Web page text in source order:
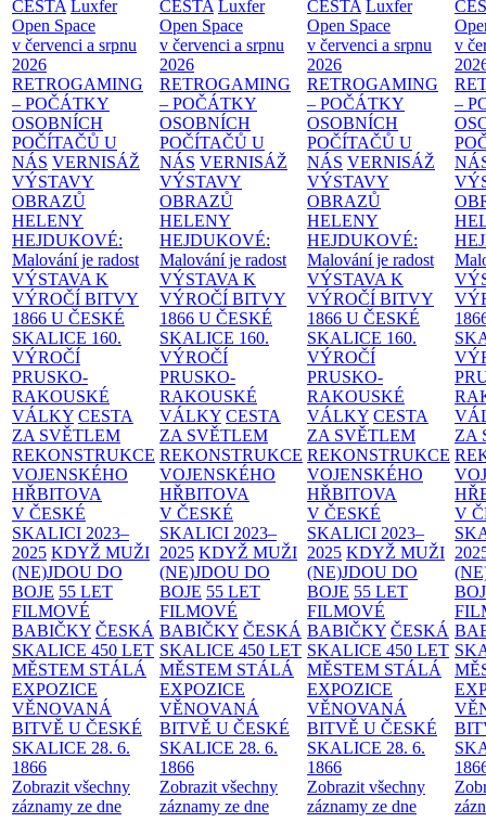
CESTA Luxfer
Open Space
v červenci a srpnu
2026
RETROGAMING
– POČÁTKY
OSOBNÍCH
POČÍTAČŮ U
NÁS VERNISÁŽ
VÝSTAVY
OBRAZŮ
HELENY
HEJDUKOVÉ:
Malování je radost
VÝSTAVA K
VÝROČÍ BITVY
1866 U ČESKÉ
SKALICE 160.
VÝROČÍ
PRUSKO-
RAKOUSKÉ
VÁLKY CESTA
ZA SVĚTLEM
REKONSTRUKCE
VOJENSKÉHO
HŘBITOVA
V ČESKÉ
SKALICI 2023–
2025 KDYŽ MUŽI
(NE)JDOU DO
BOJE 55 LET
FILMOVÉ
BABIČKY ČESKÁ
SKALICE 450 LET
MĚSTEM STÁLÁ
EXPOZICE
VĚNOVANÁ
BITVĚ U ČESKÉ
SKALICE 28. 6.
1866
Zobrazit všechny
záznamy ze dne
CESTA Luxfer
Open Space
v červenci a srpnu
2026
RETROGAMING
– POČÁTKY
OSOBNÍCH
POČÍTAČŮ U
NÁS VERNISÁŽ
VÝSTAVY
OBRAZŮ
HELENY
HEJDUKOVÉ:
Malování je radost
VÝSTAVA K
VÝROČÍ BITVY
1866 U ČESKÉ
SKALICE 160.
VÝROČÍ
PRUSKO-
RAKOUSKÉ
VÁLKY CESTA
ZA SVĚTLEM
REKONSTRUKCE
VOJENSKÉHO
HŘBITOVA
V ČESKÉ
SKALICI 2023–
2025 KDYŽ MUŽI
(NE)JDOU DO
BOJE 55 LET
FILMOVÉ
BABIČKY ČESKÁ
SKALICE 450 LET
MĚSTEM STÁLÁ
EXPOZICE
VĚNOVANÁ
BITVĚ U ČESKÉ
SKALICE 28. 6.
1866
Zobrazit všechny
záznamy ze dne
CESTA Luxfer
Open Space
v červenci a srpnu
2026
RETROGAMING
– POČÁTKY
OSOBNÍCH
POČÍTAČŮ U
NÁS VERNISÁŽ
VÝSTAVY
OBRAZŮ
HELENY
HEJDUKOVÉ:
Malování je radost
VÝSTAVA K
VÝROČÍ BITVY
1866 U ČESKÉ
SKALICE 160.
VÝROČÍ
PRUSKO-
RAKOUSKÉ
VÁLKY CESTA
ZA SVĚTLEM
REKONSTRUKCE
VOJENSKÉHO
HŘBITOVA
V ČESKÉ
SKALICI 2023–
2025 KDYŽ MUŽI
(NE)JDOU DO
BOJE 55 LET
FILMOVÉ
BABIČKY ČESKÁ
SKALICE 450 LET
MĚSTEM STÁLÁ
EXPOZICE
VĚNOVANÁ
BITVĚ U ČESKÉ
SKALICE 28. 6.
1866
Zobrazit všechny
záznamy ze dne
v
–
ZA
V